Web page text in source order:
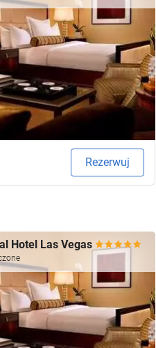
Rezerwuj
Hotel Las Vegas